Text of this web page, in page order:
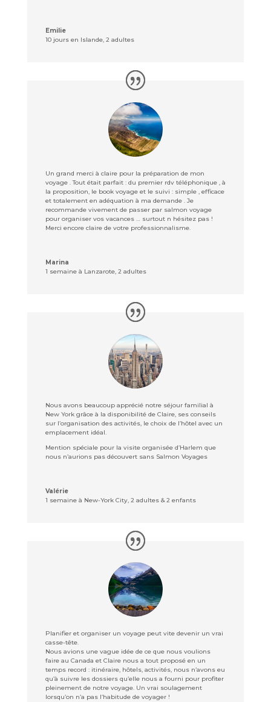
Emilie
10 jours en Islande, 2 adultes
Un grand merci à claire pour la préparation de mon
voyage . Tout était parfait : du premier rdv téléphonique , à
la proposition, le book voyage et le suivi : simple , efficace
et totalement en adéquation à ma demande . Je
recommande vivement de passer par salmon voyage
pour organiser vos vacances … surtout n hésitez pas !
Merci encore claire de votre professionnalisme.
Marina
1 semaine à Lanzarote, 2 adultes
Nous avons beaucoup apprécié notre séjour familial à
New York grâce à la disponibilité de Claire, ses conseils
sur l’organisation des activités, le choix de l’hôtel avec un
emplacement idéal.
Mention spéciale pour la visite organisée d’Harlem que
nous n’aurions pas découvert sans Salmon Voyages
Valérie
1 semaine à New-York City, 2 adultes & 2 enfants
Planifier et organiser un voyage peut vite devenir un vrai
casse-tête.
Nous avions une vague idée de ce que nous voulions
faire au Canada et Claire nous a tout proposé en un
temps record : itinéraire, hôtels, activités, nous n’avons eu
qu’à suivre les dossiers qu’elle nous a fourni pour profiter
pleinement de notre voyage. Un vrai soulagement
lorsqu’on n’a pas l’habitude de voyager !